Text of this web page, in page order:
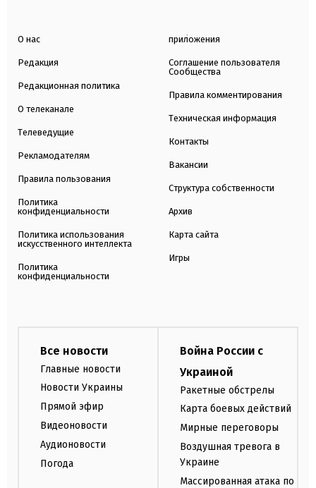
О нас
Редакция
Редакционная политика
О телеканале
Телеведущие
Рекламодателям
Правила пользования
Политика
конфиденциальности
Политика использования
искусственного интеллекта
Политика
конфиденциальности
приложения
Соглашение пользователя
Сообщества
Правила комментирования
Техническая информация
Контакты
Вакансии
Структура собственности
Архив
Карта сайта
Игры
Все новости
Главные новости
Новости Украины
Прямой эфир
Видеоновости
Аудионовости
Погода
Война России с
Украиной
Ракетные обстрелы
Карта боевых действий
Мирные переговоры
Воздушная тревога в
Украине
Массированная атака по